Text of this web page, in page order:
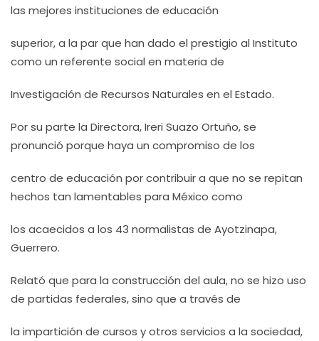
las mejores instituciones de educación
superior, a la par que han dado el prestigio al Instituto
como un referente social en materia de
Investigación de Recursos Naturales en el Estado.
Por su parte la Directora, Ireri Suazo Ortuño, se
pronunció porque haya un compromiso de los
centro de educación por contribuir a que no se repitan
hechos tan lamentables para México como
los acaecidos a los 43 normalistas de Ayotzinapa,
Guerrero.
Relató que para la construcción del aula, no se hizo uso
de partidas federales, sino que a través de
la impartición de cursos y otros servicios a la sociedad,